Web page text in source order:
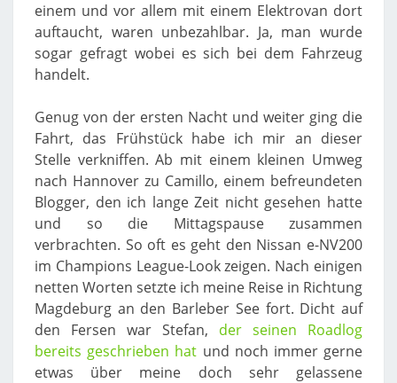
einem und vor allem mit einem Elektrovan dort
auftaucht, waren unbezahlbar. Ja, man wurde
sogar gefragt wobei es sich bei dem Fahrzeug
handelt.
Genug von der ersten Nacht und weiter ging die
Fahrt, das Frühstück habe ich mir an dieser
Stelle verkniffen. Ab mit einem kleinen Umweg
nach Hannover zu Camillo, einem befreundeten
Blogger, den ich lange Zeit nicht gesehen hatte
und so die Mittagspause zusammen
verbrachten. So oft es geht den Nissan e-NV200
im Champions League-Look zeigen. Nach einigen
netten Worten setzte ich meine Reise in Richtung
Magdeburg an den Barleber See fort. Dicht auf
den Fersen war Stefan, der seinen Roadlog
bereits geschrieben hat und noch immer gerne
etwas über meine doch sehr gelassene